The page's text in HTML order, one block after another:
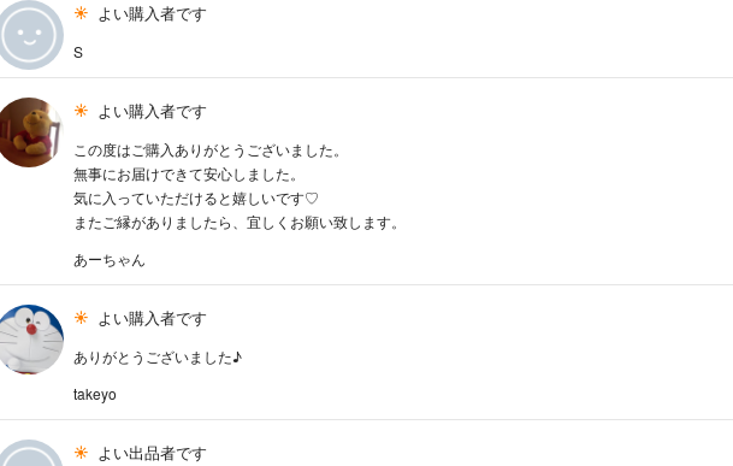
よい購入者です
S
よい購入者です
この度はご購入ありがとうございました。
無事にお届けできて安心しました。
気に入っていただけると嬉しいです♡
またご縁がありましたら、宜しくお願い致します。
あーちゃん
よい購入者です
ありがとうございました♪
takeyo
よい出品者です